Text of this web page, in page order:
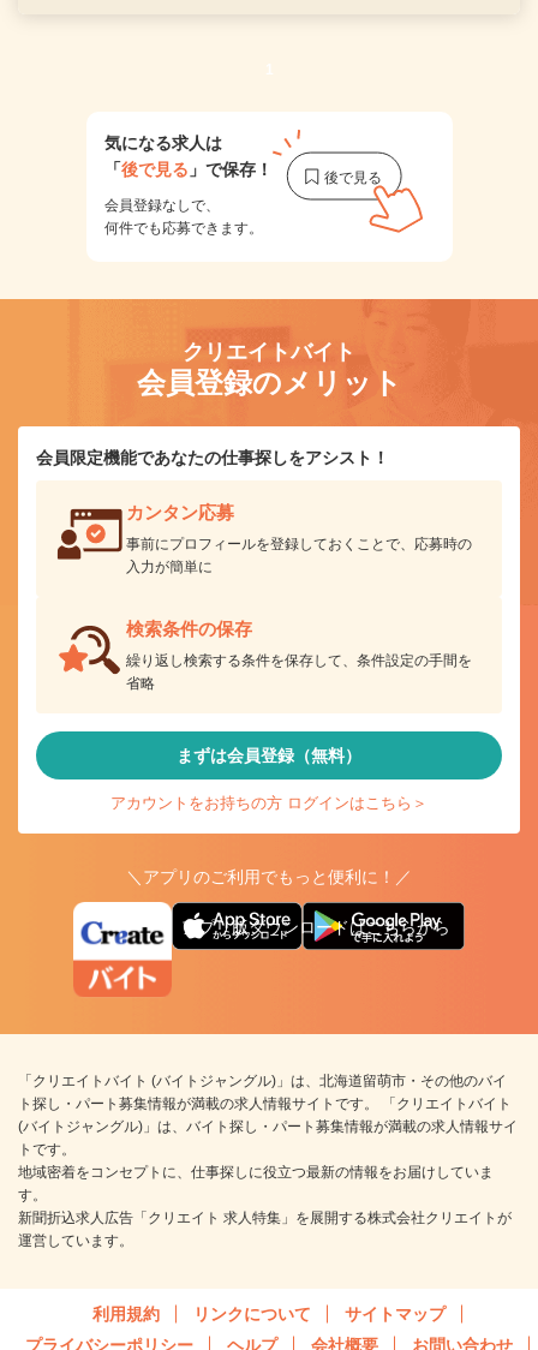
1
気になる求人は
「後で見る 」で保存！
会員登録なしで、
何件でも応募できます。
クリエイトバイト
会員登録のメリット
会員限定機能であなたの仕事探しをアシスト！
カンタン応募
事前にプロフィールを登録しておくことで、応募時の
入力が簡単に
検索条件の保存
繰り返し検索する条件を保存して、条件設定の手間を
省略
まずは会員登録（無料）
アカウントをお持ちの方 ログインはこちら＞
＼アプリのご利用でもっと便利に！／
アプリ版ダウンロードはこちらから
「クリエイトバイト (バイトジャングル)」は、北海道留萌市・その他のバイ
ト探し・パート募集情報が満載の求人情報サイトです。 「クリエイトバイト
(バイトジャングル)」は、バイト探し・パート募集情報が満載の求人情報サイ
トです。
地域密着をコンセプトに、仕事探しに役立つ最新の情報をお届けしていま
す。
新聞折込求人広告「クリエイト 求人特集」を展開する株式会社クリエイトが
運営しています。
利用規約 リンクについて
サイトマップ
プライバシーポリシー
ヘルプ 会社概要 お問い合わせ